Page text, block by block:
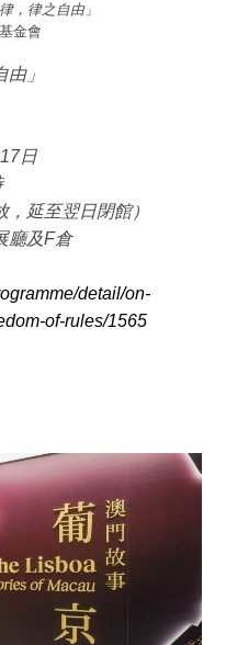
，律之自由」
金會
」
日
延至翌日閉館）
廳及F倉
detail/on-
of-rules/1565